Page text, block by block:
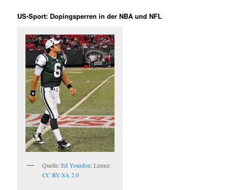
US-Sport: Dopingsperren in der NBA und NFL
Quelle:Ed Yourdon; Lizenz:
CC BY-SA 2.0